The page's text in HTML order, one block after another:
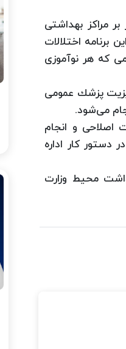
مراكز بهداشتی
اختلالات
كه هر نوآموزی
پزشك عمومی
می‌شود.
اصلاحی و انجام
دستور كار اداره
محیط وزارت